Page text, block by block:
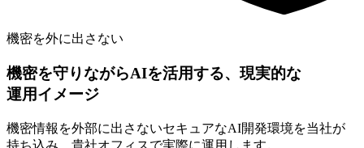
機密を外に出さない
機密を守りながらAIを活用する、 現実的な
運用イメージ
機密情報を外部に出さないセキュアなAI開発環境を当社が
持ち込み、 貴社オフィスで実際に運用します。